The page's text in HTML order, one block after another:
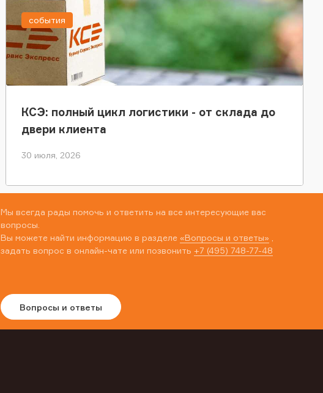
КСЭ: полный цикл логистики - от склада до
двери клиента
30 июля, 2026
события
Мы всегда рады помочь и ответить на все интересующие вас
вопросы.
Вы можете найти информацию в разделе «Вопросы и ответы»
задать вопрос в онлайн-чате или позвонить +7 (495) 748-77-48
Вопросы и ответы